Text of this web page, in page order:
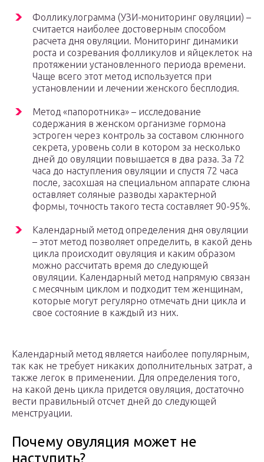
Фолликулограмма (УЗИ-мониторинг овуляции) –
считается наиболее достоверным способом
расчета дня овуляции. Мониторинг динамики
роста и созревания фолликулов и яйцеклеток на
протяжении установленного периода времени.
Чаще всего этот метод используется при
установлении и лечении женского бесплодия.
Метод «папоротника» – исследование
содержания в женском организме гормона
эстроген через контроль за составом слюнного
секрета, уровень соли в котором за несколько
дней до овуляции повышается в два раза. За 72
часа до наступления овуляции и спустя 72 часа
после, засохшая на специальном аппарате слюна
оставляет соляные разводы характерной
формы, точность такого теста составляет 90-95%.
Календарный метод определения дня овуляции
– этот метод позволяет определить, в какой день
цикла происходит овуляция и каким образом
можно рассчитать время до следующей
овуляции. Календарный метод напрямую связан
с месячным циклом и подходит тем женщинам,
которые могут регулярно отмечать дни цикла и
свое состояние в каждый из них.
Календарный метод является наиболее популярным,
так как не требует никаких дополнительных затрат, а
также легок в применении. Для определения того,
на какой день цикла придется овуляция, достаточно
вести правильный отсчет дней до следующей
менструации.
Почему овуляция может не
наступить?